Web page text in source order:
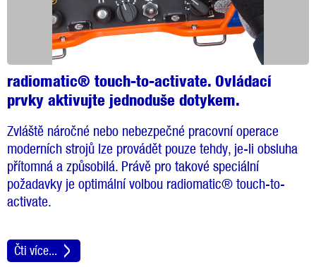
radiomatic® touch-to-activate. Ovládací
prvky aktivujte jednoduše dotykem.
Zvláště náročné nebo nebezpečné pracovní operace
moderních strojů lze provádět pouze tehdy, je-li obsluha
přítomná a způsobilá. Právě pro takové speciální
požadavky je optimální volbou radiomatic® touch-to-
activate.
Čti více...